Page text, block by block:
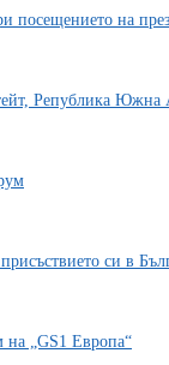
посещението на
Република Южна
си в
на „GS1 Европа“